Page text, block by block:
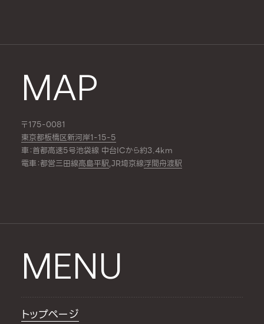
MAP
〒175-0081
東京都板橋区新河岸1-15-5
車：首都高速5号池袋線 中台ICから約3.4km
電車：都営三田線高島平駅,JR埼京線浮間舟渡駅
MENU
トップページ